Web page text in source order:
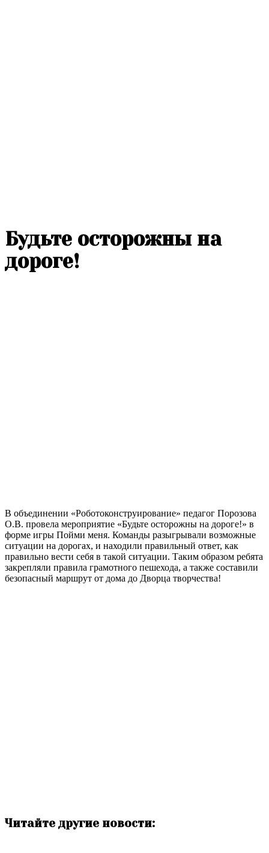
Будьте осторожны на
дороге!
В объединении «Роботоконструирование» педагог Порозова
О.В. провела мероприятие «Будьте осторожны на дороге!» в
форме игры Пойми меня. Команды разыгрывали возможные
ситуации на дорогах, и находили правильный ответ, как
правильно вести себя в такой ситуации. Таким образом ребята
закрепляли правила грамотного пешехода, а также составили
безопасный маршрут от дома до Дворца творчества!
Читайте другие новости: